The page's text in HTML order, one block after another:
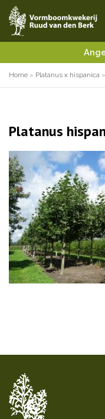
Home » Platanus x hispanica »
Platanus